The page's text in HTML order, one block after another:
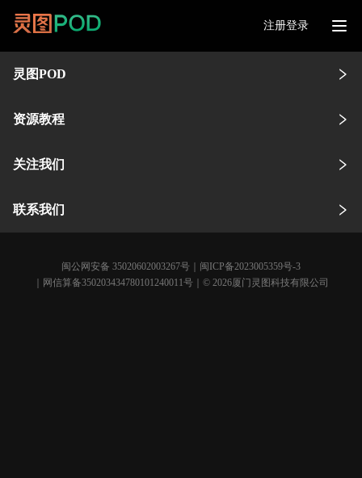
注册登录
灵图POD
资源教程
关注我们
联系我们
闽公网安备 35020602003267号
闽ICP备2023005359号-3
｜网信算备350203434780101240011号｜© 2026厦门灵图科技有限公司